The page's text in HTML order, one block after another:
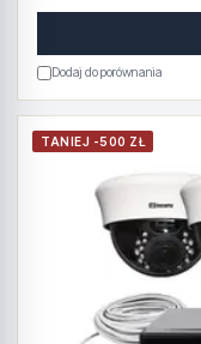
Dodaj do porównania
TANIEJ -500 ZŁ